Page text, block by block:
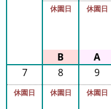
フ
混
雑
休園日 休園日
7
休園日
8
休園日
9
休園日